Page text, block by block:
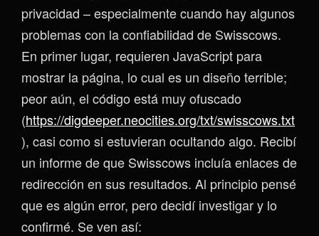
privacidad – especialmente cuando hay algunos
problemas con la confiabilidad de Swisscows.
En primer lugar, requieren JavaScript para
mostrar la página, lo cual es un diseño terrible;
peor aún, el código está muy ofuscado
(https://digdeeper.neocities.org/txt/swisscows.txt
), casi como si estuvieran ocultando algo. Recibí
un informe de que Swisscows incluía enlaces de
redirección en sus resultados. Al principio pensé
que es algún error, pero decidí investigar y lo
confirmé. Se ven así: